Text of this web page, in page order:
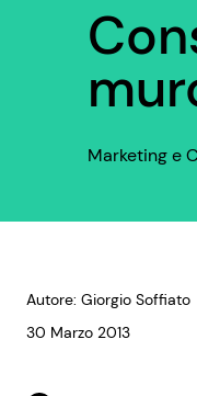
Marketing e
Autore: Giorgio Soffiato
30 Marzo 2013